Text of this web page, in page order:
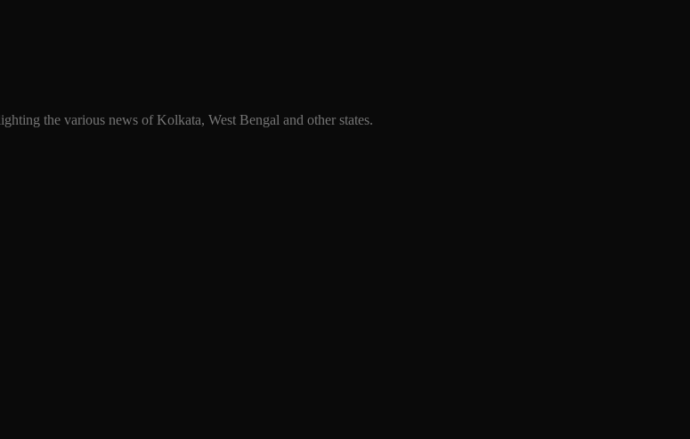
the various news of Kolkata, West Bengal and other states.